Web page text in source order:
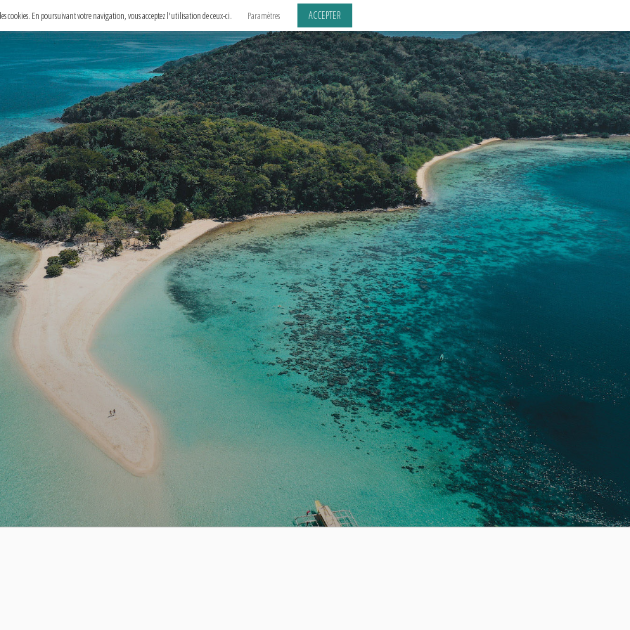
cookies. En poursuivant votre navigation, vous acceptez l'utilisation de ceux-ci. Paramètres ACCEPTER